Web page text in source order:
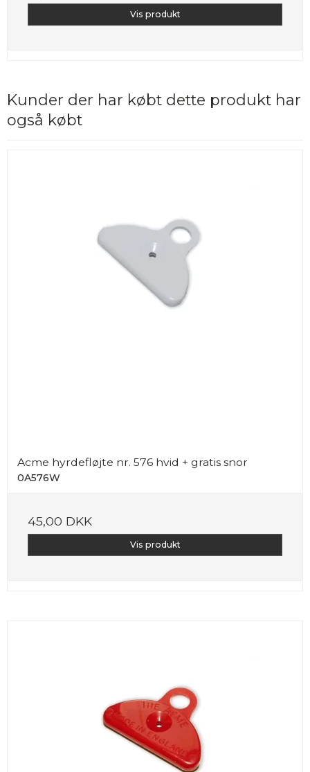
Vis produkt
Kunder der har købt dette produkt har
også købt
Acme hyrdefløjte nr. 576 hvid + gratis snor
0A576W
45,00 DKK
Vis produkt